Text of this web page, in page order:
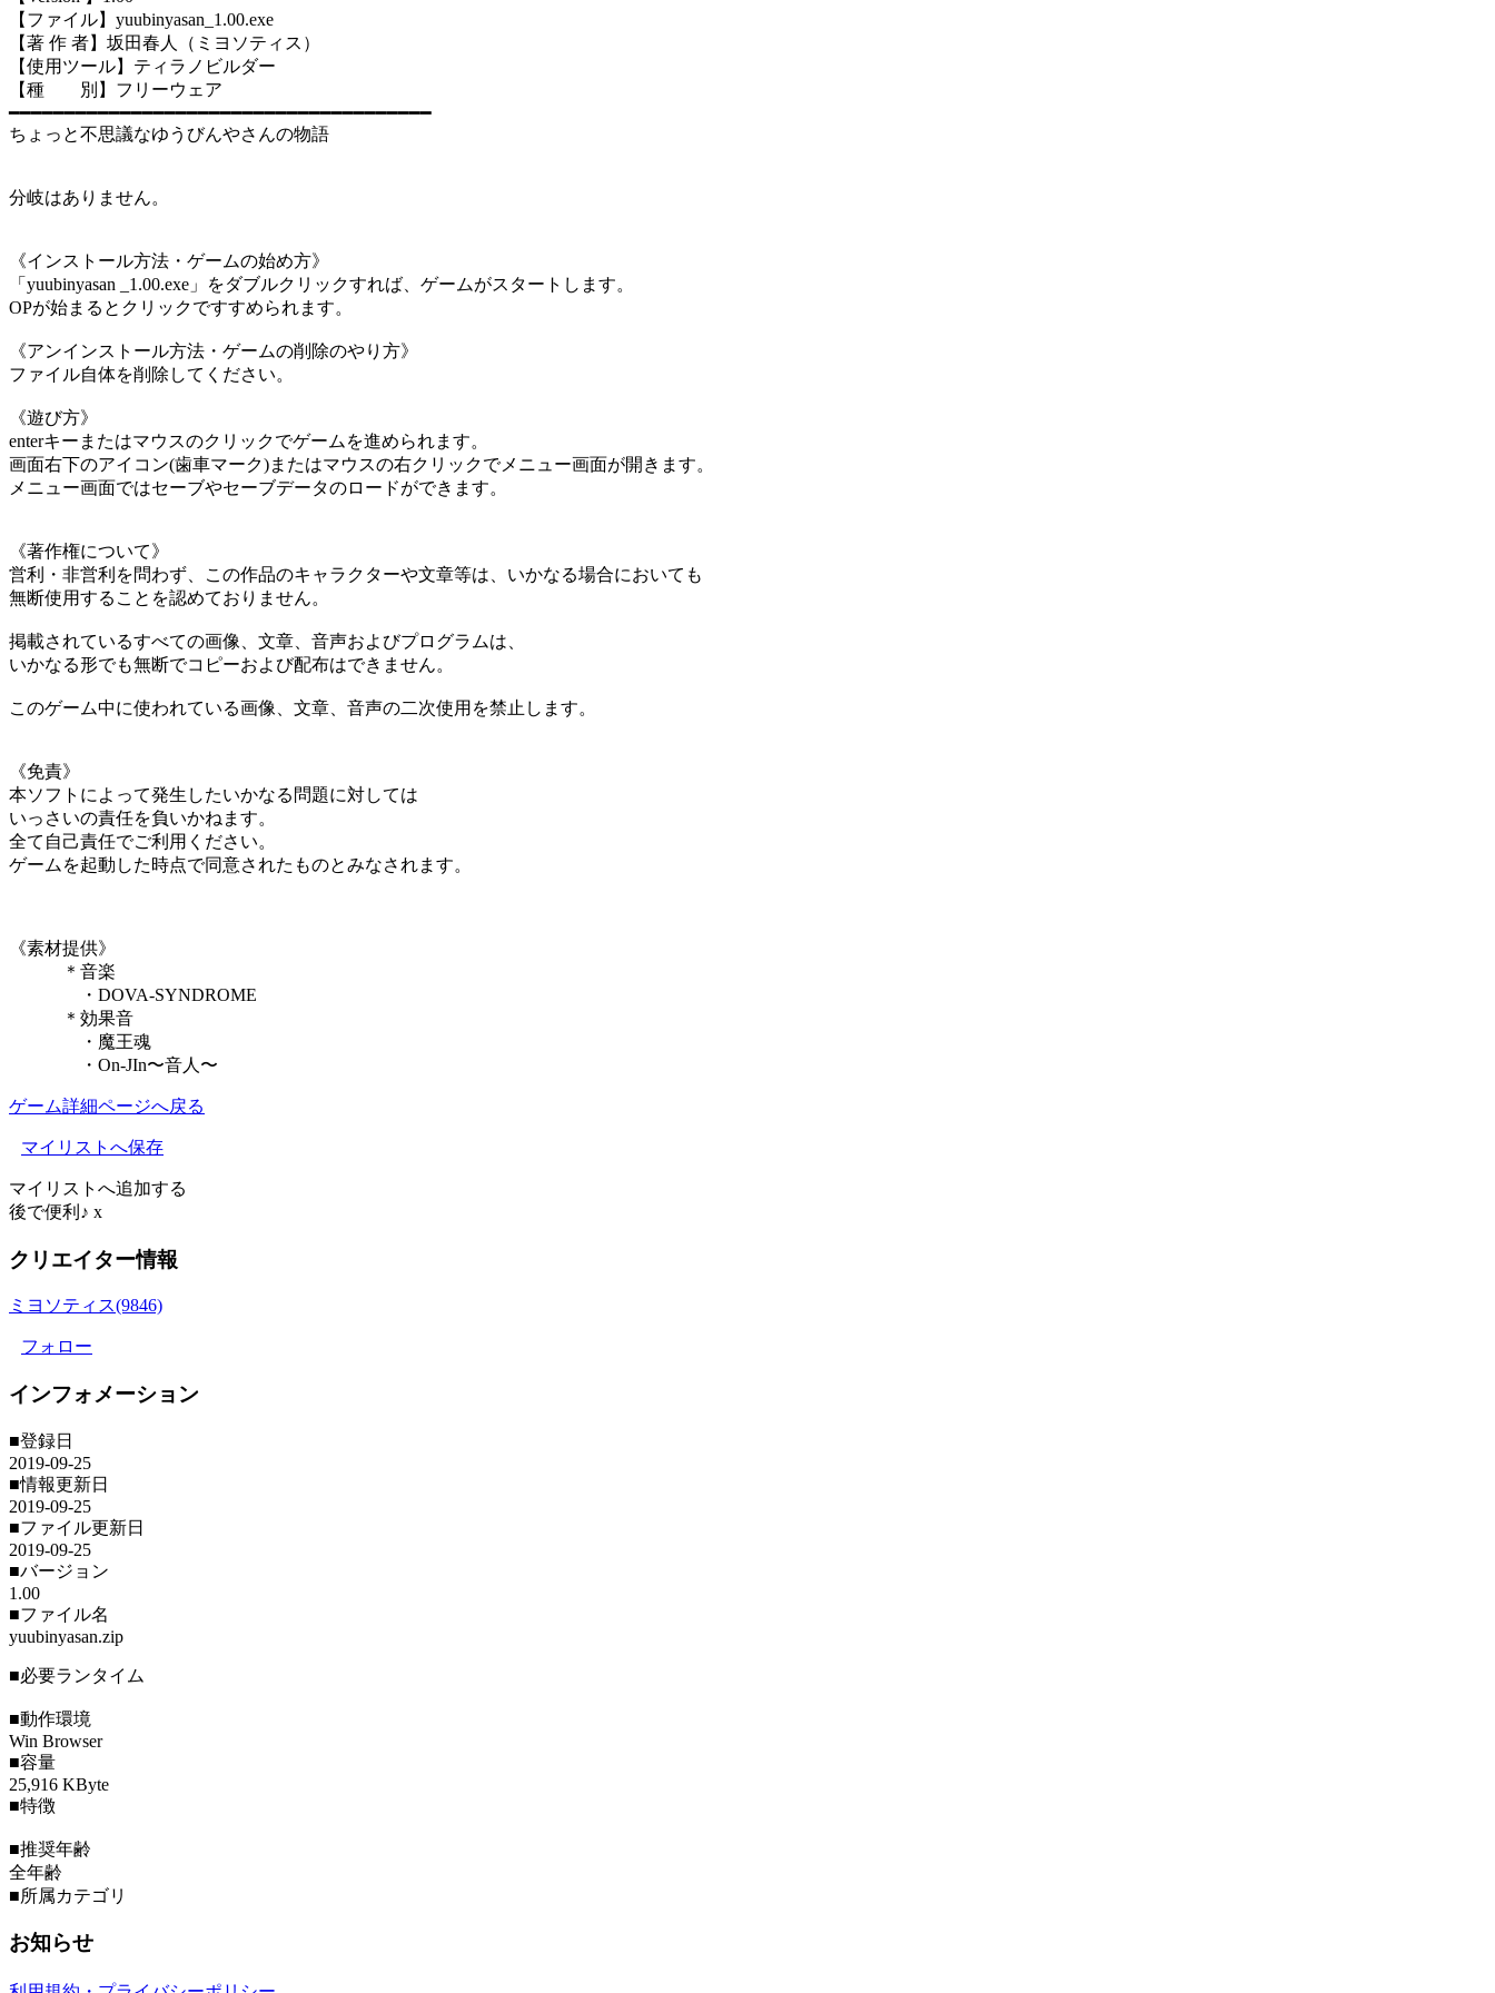
【ファイル】yuubinyasan_1.00.exe
【著 作 者】坂田春人（ミヨソティス）
【使用ツール】ティラノビルダー
【種 別】フリーウェア
━━━━━━━━━━━━━━━━━━━━━━━━━━━━━━━━━━━━━━
ちょっと不思議なゆうびんやさんの物語
分岐はありません。
《インストール方法・ゲームの始め方》
「yuubinyasan _1.00.exe」をダブルクリックすれば、ゲームがスタートします。
OPが始まるとクリックですすめられます。
《アンインストール方法・ゲームの削除のやり方》
ファイル自体を削除してください。
《遊び方》
enterキーまたはマウスのクリックでゲームを進められます。
画面右下のアイコン(歯車マーク)またはマウスの右クリックでメニュー画面が開きます。
メニュー画面ではセーブやセーブデータのロードができます。
《著作権について》
営利・非営利を問わず、この作品のキャラクターや文章等は、いかなる場合においても
無断使用することを認めておりません。
掲載されているすべての画像、文章、音声およびプログラムは、
いかなる形でも無断でコピーおよび配布はできません。
このゲーム中に使われている画像、文章、音声の二次使用を禁止します。
《免責》
本ソフトによって発生したいかなる問題に対しては
いっさいの責任を負いかねます。
全て自己責任でご利用ください。
ゲームを起動した時点で同意されたものとみなされます。
《素材提供》
＊音楽
・DOVA-SYNDROME
＊効果音
・魔王魂
・On-JIn〜音人〜
ゲーム詳細ページへ戻る
マイリストへ保存
マイリストへ追加する
後で便利♪ x
クリエイター情報
ミヨソティス(9846)
フォロー
インフォメーション
■登録日
2019-09-25
■情報更新日
2019-09-25
■ファイル更新日
2019-09-25
■バージョン
1.00
■ファイル名
yuubinyasan.zip
■必要ランタイム
■動作環境
Win Browser
■容量
25,916 KByte
■特徴
■推奨年齢
全年齢
■所属カテゴリ
お知らせ